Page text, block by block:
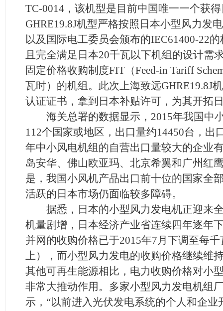
TC-0014，该机型是目前中国唯一一个获
GHRE19.8J机型严格按照日本小型风力发
以及国际电工委员会颁布的IEC61400-22
且完全满足日本20千瓦以下机组的设计需
固定价格收购制度FIT（Feed-in Tariff
瓦时）的机组。此次上海致远GHRE19.8J
认证证书，拿到日本补贴许可，为其开拓
海关总署的数据显示，2015年我国中
112个国家或地区，出口量约14450台，出
年中小风电机组的自营出口量较大的企业
岛安华、佛山欧亚玛、北京希翼和广州红
是，我国小风机产品出口前十位的国家全
活跃的日本市场仍面临较多障碍。
据悉，日本的小型风力发电机正迎来
机量剧增，日本经济产业省连续四年逐年
并网的收购价格已于2015年7月下调至每
上），而小型风力发电的收购价格继续维
其他可再生能源相比，电力收购价格对小
非常大推动作用。多家小型风力发电机组
示，“以前进入光伏发电系统的个人和企